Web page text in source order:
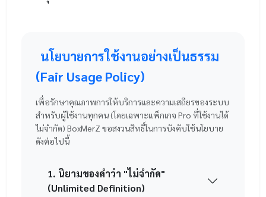
นโยบายการใช้งานอย่างเป็นธรรม
(Fair Usage Policy)
เพื่อรักษาคุณภาพการให้บริการและความเสถียรของระบบ
สำหรับผู้ใช้งานทุกคน (โดยเฉพาะแพ็กเกจ Pro ที่ใช้งานได้
ไม่จำกัด) BoxMerZ ขอสงวนสิทธิ์ในการบังคับใช้นโยบาย
ดังต่อไปนี้
1. นิยามของคำว่า "ไม่จำกัด"
(Unlimited Definition)